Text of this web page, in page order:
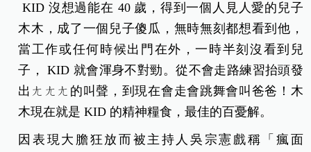
KID 沒想過能在 40 歲，得到一個人見人愛的兒子
木木，成了一個兒子傻瓜，無時無刻都想看到他，
當工作或任何時候出門在外，一時半刻沒看到兒
子， KID 就會渾身不對勁。從不會走路練習抬頭發
出ㄤㄤㄤ的叫聲，到現在會走會跳舞會叫爸爸！木
木現在就是 KID 的精神糧食，最佳的百憂解。
因表現大膽狂放而被主持人吳宗憲戲稱「瘋面